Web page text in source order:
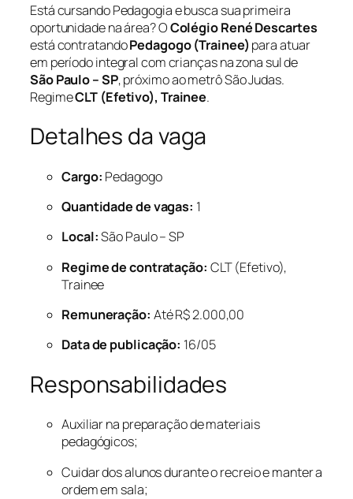
Está cursando Pedagogia e busca sua primeira
oportunidade na área? OColégio René Descartes
está contratandoPedagogo (Trainee) para atuar
em período integral com crianças na zona sul de
São Paulo – SP, próximo ao metrô São Judas.
RegimeCLT (Efetivo), Trainee.
Detalhes da vaga
Cargo: Pedagogo
Quantidade de vagas: 1
Local:São Paulo – SP
Regime de contratação: CLT (Efetivo),
Trainee
Remuneração: Até R$ 2.000,00
Data de publicação: 16/05
Responsabilidades
Auxiliar na preparação de materiais
pedagógicos;
Cuidar dos alunos durante o recreio e manter a
ordem em sala;